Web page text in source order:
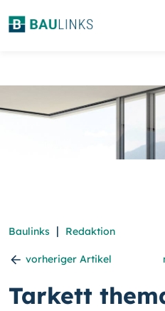
Baulinks | Redaktion
vorheriger Artikel
Tarkett